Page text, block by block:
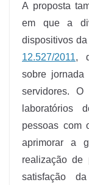
A proposta
em que a
dispositivos da
12.527/2011,
sobre
servidores.
laboratórios
pessoas com
aprimorar a
realização de
satisfação